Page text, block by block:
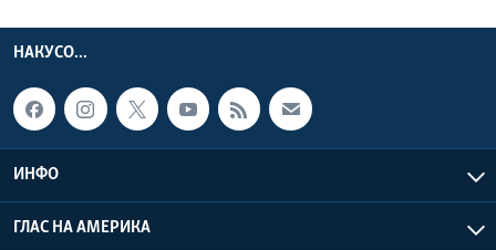
НАКУСО...
ИНФО
ГЛАС НА АМЕРИКА